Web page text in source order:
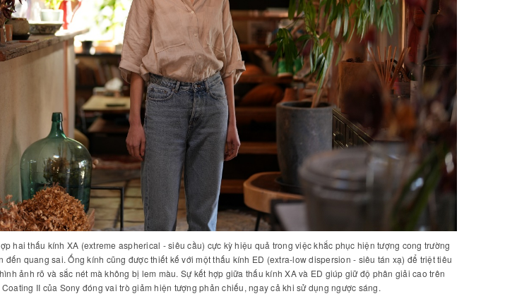
hai thấu kính XA (extreme aspherical - siêu cầu) cực kỳ hiệu quả trong việc khắc phục hiện tượng cong trường
đến quang sai. Ống kính cũng được thiết kế với một thấu kính ED (extra-low dispersion - siêu tán xạ) để triệt tiêu
ảnh rõ và sắc nét mà không bị lem màu. Sự kết hợp giữa thấu kính XA và ED giúp giữ độ phân giải cao trên
II của Sony đóng vai trò giảm hiện tượng phản chiếu, ngay cả khi sử dụng ngược sáng.